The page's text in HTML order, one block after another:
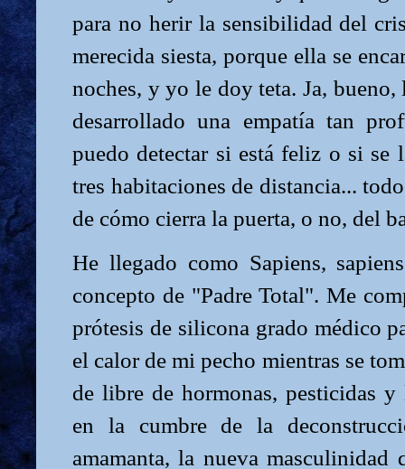
para no herir la sensibilidad del
merecida siesta, porque ella se
noches, y yo le doy teta. Ja,
desarrollado una empatía tan
puedo detectar si está feliz o si se
tres habitaciones de distancia...
de cómo cierra la puerta, o no, del
He llegado como Sapiens,
concepto de "Padre Total". Me
prótesis de silicona grado médico
el calor de mi pecho mientras se
de libre de hormonas, pesticidas
en la cumbre de la
amamanta, la nueva masculinidad